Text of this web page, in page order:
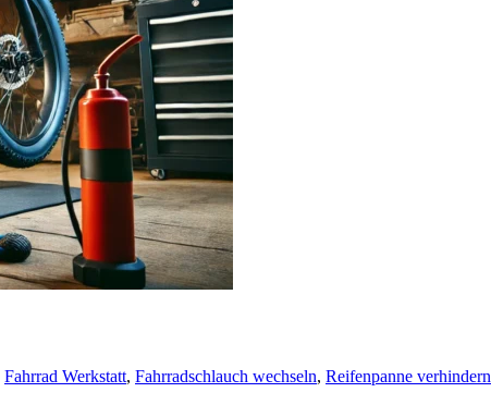
Fahrrad Werkstatt, Fahrradschlauch wechseln, Reifenpanne verhindern